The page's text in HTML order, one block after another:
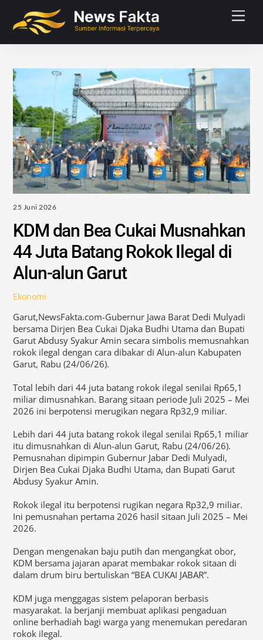
content
25 Juni 2026
KDM dan Bea Cukai Musnahkan
44 Juta Batang Rokok Ilegal di
Alun-alun Garut
Ekonomi
Garut,NewsFakta.com-Gubernur Jawa Barat Dedi Mulyadi
bersama Dirjen Bea Cukai Djaka Budhi Utama dan Bupati
Garut Abdusy Syakur Amin secara simbolis memusnahkan
rokok ilegal dengan cara dibakar di Alun-alun Kabupaten
Garut, Rabu (24/06/26).
Total lebih dari 44 juta batang rokok ilegal senilai Rp65,1
miliar dimusnahkan. Barang sitaan periode Juli 2025 – Mei
2026 ini berpotensi merugikan negara Rp32,9 miliar.
Lebih dari 44 juta batang rokok ilegal senilai Rp65,1 miliar
itu dimusnahkan di Alun-alun Garut, Rabu (24/06/26).
Pemusnahan dipimpin Gubernur Jabar Dedi Mulyadi,
Dirjen Bea Cukai Djaka Budhi Utama, dan Bupati Garut
Abdusy Syakur Amin.
Rokok ilegal itu berpotensi rugikan negara Rp32,9 miliar.
Ini pemusnahan pertama 2026 hasil sitaan Juli 2025 – Mei
2026.
Dengan mengenakan baju putih dan mengangkat obor,
KDM bersama jajaran aparat membakar rokok sitaan di
dalam drum biru bertuliskan “BEA CUKAI JABAR”.
KDM juga menggagas sistem pelaporan berbasis
masyarakat. Ia berjanji membuat aplikasi pengaduan
online berhadiah bagi warga yang menemukan peredaran
rokok ilegal.